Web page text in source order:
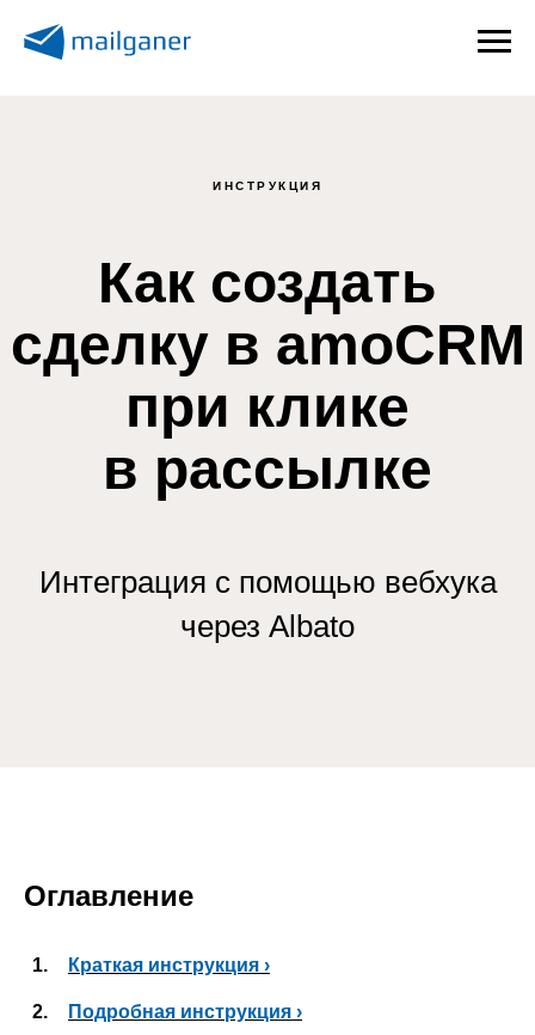
ИНСТРУКЦИЯ
Как создать
сделку в amoCRM
при клике
в рассылке
Интеграция с помощью вебхука
через Albato
Оглавление
1. Краткая инструкция ›
2. Подробная инструкция ›